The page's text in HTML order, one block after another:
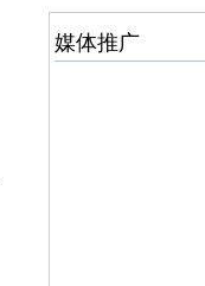
媒体推广